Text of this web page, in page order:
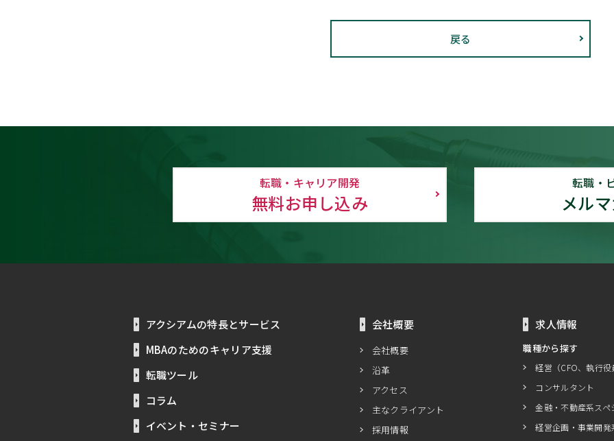
戻る
転職・キャリア開発
無料お申し込み
転職・
メル
アクシアムの特長とサービス
MBAのためのキャリア支援
転職ツール
コラム
イベント・セミナー
会社概要
会社概要
沿革
アクセス
主なクライアント
採用情報
求人情報
職種から探す
経営（CFO、執行役
コンサルタント
金融・不動産系スペ
経営企画・事業開発